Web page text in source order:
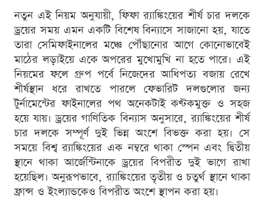
নতুন এই নিয়ম অনুযায়ী, ফিফা র‌্যাঙ্কিংয়ের শীর্ষ চার দলকে
ড্রয়ের সময় এমন একটি বিশেষ বিন্যাসে সাজানো হয়, যাতে
তারা সেমিফাইনালের মঞ্চে পৌঁছানোর আগে কোনোভাবেই
মাঠের লড়াইয়ে একে অপরের মুখোমুখি না হতে পারে। এই
নিয়মের ফলে গ্রুপ পর্বে নিজেদের আধিপত্য বজায় রেখে
শীর্ষস্থান ধরে রাখতে পারলে ফেভারিট দলগুলোর জন্য
টুর্নামেন্টের ফাইনালের পথ অনেকটাই কণ্টকমুক্ত ও সহজ
হয়ে যায়। ড্রয়ের গাণিতিক বিন্যাস অনুসারে, র‌্যাঙ্কিংয়ের শীর্ষ
চার দলকে সম্পূর্ণ দুই ভিন্ন অংশে বিভক্ত করা হয়। সে
সময়ে বিশ্ব র‌্যাঙ্কিংয়ের এক নম্বরে থাকা স্পেন এবং দ্বিতীয়
স্থানে থাকা আর্জেন্টিনাকে ড্রয়ের বিপরীত দুই ভাগে রাখা
হয়েছিল। অনুরূপভাবে, র‌্যাঙ্কিংয়ের তৃতীয় ও চতুর্থ স্থানে থাকা
ফ্রান্স ও ইংল্যান্ডকেও বিপরীত অংশে স্থাপন করা হয়।